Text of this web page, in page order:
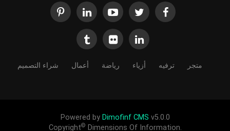
متجر ترفيه أزياء رياضة أعمال شراء التصميم
Powered by Dimofinf CMS v5.0.0
Copyright© Dimensions Of Information.